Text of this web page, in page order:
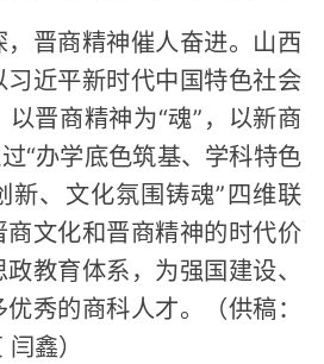
晋商精神催人奋进。山西
近平新时代中国特色社会
晋商精神为“魂”，以新商
“办学底色筑基、学科特色
新、文化氛围铸魂”四维联
文化和晋商精神的时代价
教育体系，为强国建设、
秀的商科人才。（供稿：
鑫）